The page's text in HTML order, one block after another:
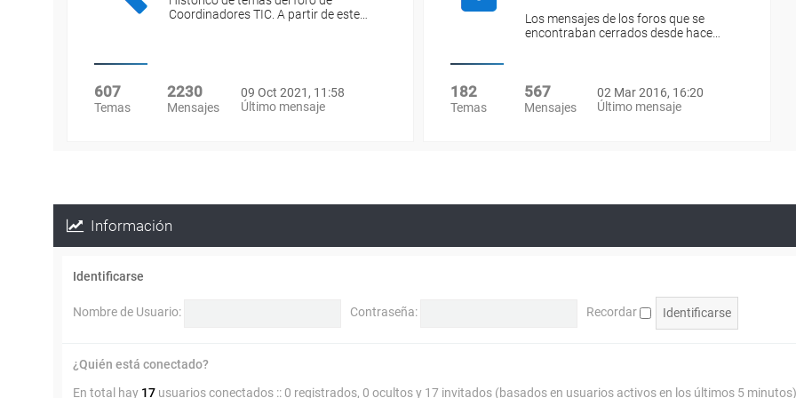
Coordinadores TIC. A partir de este…
607
Temas
2230
Mensajes
09 Oct 2021, 11:58
Último mensaje
Los mensajes de los foros que se
encontraban cerrados desde hace…
182
Temas
567
Mensajes
02 Mar 2016, 16:20
Último mensaje
Información
Identificarse
Nombre de Usuario: Contraseña: Recordar
¿Quién está conectado?
En total hay 17 usuarios conectados :: 0 registrados, 0 ocultos y 17 invitados (basados en usuarios activos en los últimos 5 minutos)